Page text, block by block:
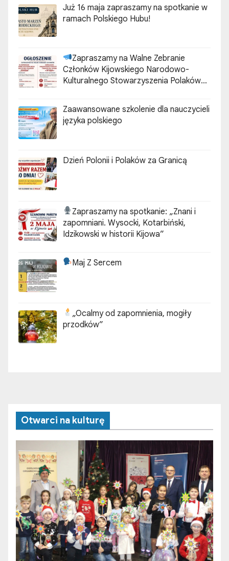
Już 16 maja zapraszamy na spotkanie w
ramach Polskiego Hubu!
Zapraszamy na Walne Zebranie
Członków Kijowskiego Narodowo-
Kulturalnego Stowarzyszenia Polaków
Zaawansowane szkolenie dla nauczycieli
języka polskiego
Dzień Polonii i Polaków za Granicą
Zapraszamy na spotkanie: „Znani i
zapomniani. Wysocki, Kotarbiński,
Idzikowski w historii Kijowa”
Maj Z Sercem
„Ocalmy od zapomnienia, mogiły
przodków”
Otwarci na kulturę